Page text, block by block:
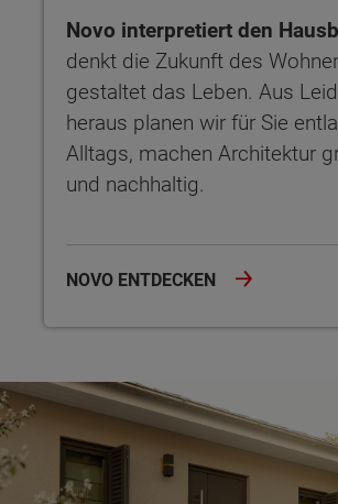
Novo interpretiert den
denkt die Zukunft des
gestaltet das Leben. Aus
heraus planen wir für Sie
Alltags, machen Architektur
und nachhaltig.
NOVO ENTDECKEN